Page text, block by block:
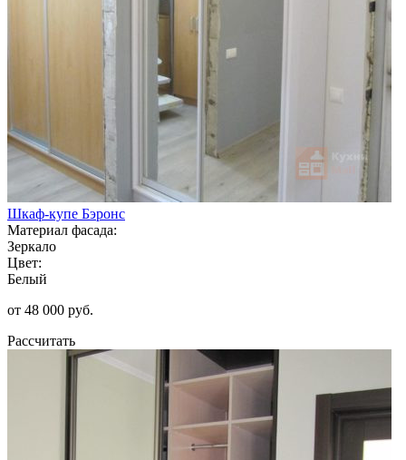
Шкаф-купе Бэронс
Материал фасада:
Зеркало
Цвет:
Белый
от 48 000 руб.
Рассчитать